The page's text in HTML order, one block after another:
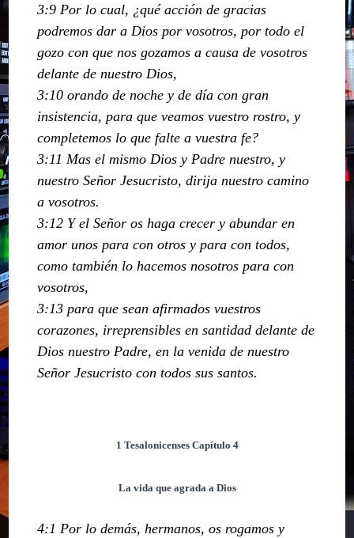
3:9 Por lo cual, ¿qué acción de gracias
podremos dar a Dios por vosotros, por todo el
gozo con que nos gozamos a causa de vosotros
delante de nuestro Dios,
3:10 orando de noche y de día con gran
insistencia, para que veamos vuestro rostro, y
completemos lo que falte a vuestra fe?
3:11 Mas el mismo Dios y Padre nuestro, y
nuestro Señor Jesucristo, dirija nuestro camino
a vosotros.
3:12 Y el Señor os haga crecer y abundar en
amor unos para con otros y para con todos,
como también lo hacemos nosotros para con
vosotros,
3:13 para que sean afirmados vuestros
corazones, irreprensibles en santidad delante de
Dios nuestro Padre, en la venida de nuestro
Señor Jesucristo con todos sus santos.
1 Tesalonicenses Capítulo 4
La vida que agrada a Dios
4:1 Por lo demás, hermanos, os rogamos y